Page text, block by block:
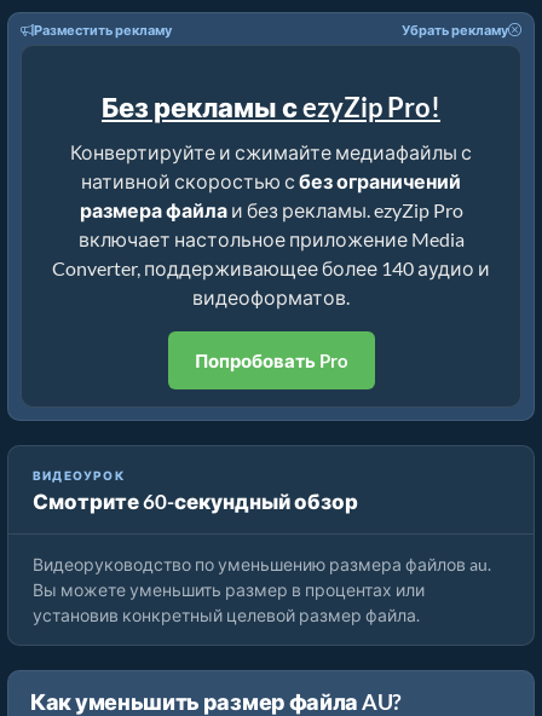
Разместить рекламу Убрать рекламу
Без рекламы с ezyZip Pro!
Конвертируйте и сжимайте медиафайлы с
нативной скоростью с без ограничений
размера файлаи без рекламы. ezyZip Pro
включает настольное приложение Media
Converter, поддерживающее более 140 аудио и
видеоформатов.
Попробовать Pro
ВИДЕОУРОК
Смотрите 60-секундный обзор
Руководство по Компрессору au | Уменьшение Размера
Файлов au
Видеоруководство по уменьшению размера файлов au.
Вы можете уменьшить размер в процентах или
установив конкретный целевой размер файла.
Как уменьшить размер файла AU?